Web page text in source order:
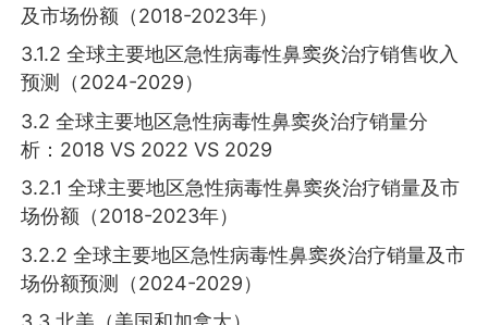
及市场份额（2018-2023年）
3.1.2 全球主要地区急性病毒性鼻窦炎治疗销售收入
预测（2024-2029）
3.2 全球主要地区急性病毒性鼻窦炎治疗销量分
析：2018 VS 2022 VS 2029
3.2.1 全球主要地区急性病毒性鼻窦炎治疗销量及市
场份额（2018-2023年）
3.2.2 全球主要地区急性病毒性鼻窦炎治疗销量及市
场份额预测（2024-2029）